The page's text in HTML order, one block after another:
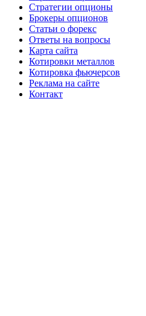
Стратегии опционы
Брокеры опционов
Статьи о форекс
Ответы на вопросы
Карта сайта
Котировки металлов
Котировка фьючерсов
Реклама на сайте
Контакт